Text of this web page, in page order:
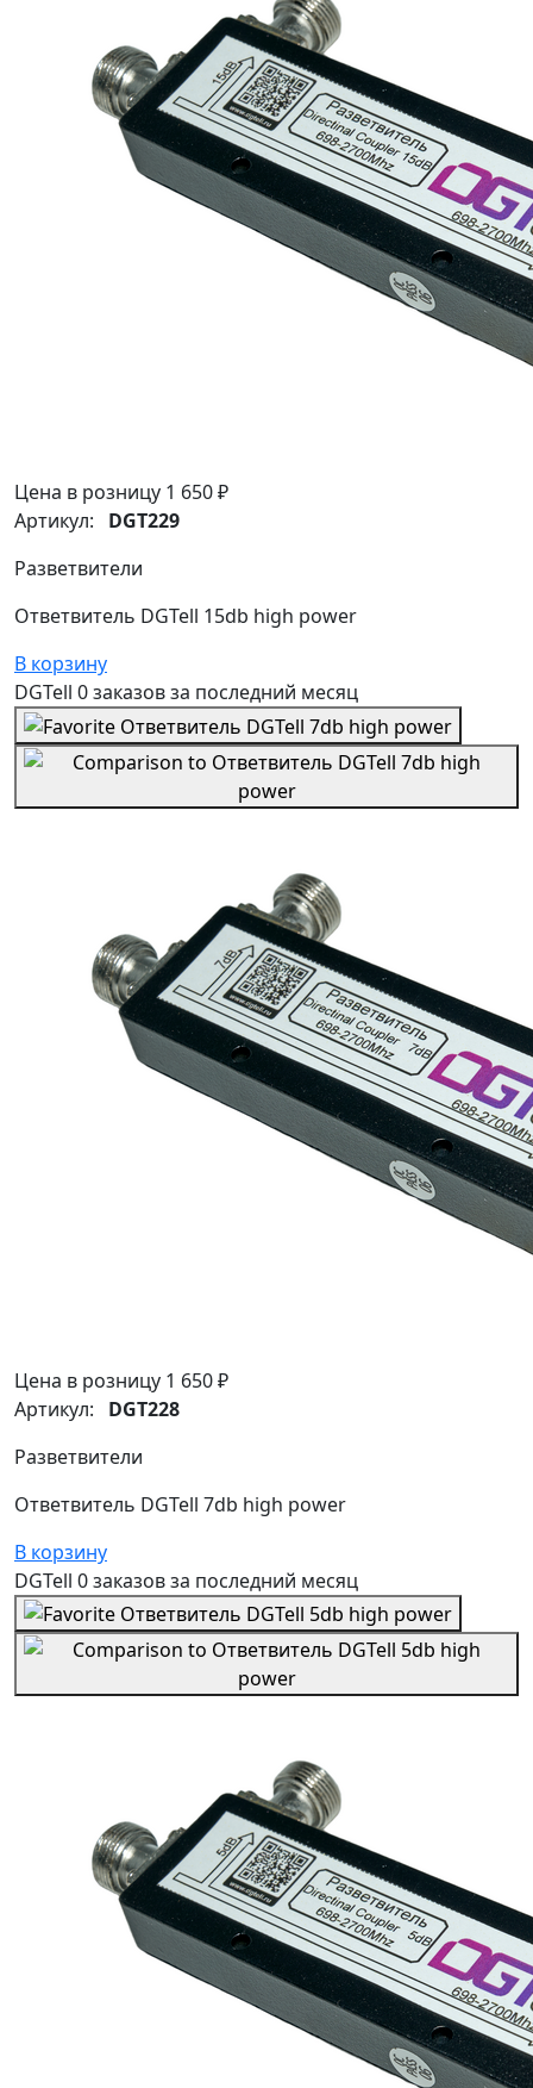
Цена в розницу 1 650 ₽
Артикул: DGT229
Разветвители
Ответвитель DGTell 15db high power
В корзину
DGTell 0 заказовза последний месяц
Цена в розницу 1 650 ₽
Артикул: DGT228
Разветвители
Ответвитель DGTell 7db high power
В корзину
DGTell 0 заказовза последний месяц